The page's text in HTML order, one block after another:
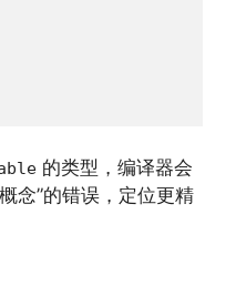
的类型，编译器会
念”的错误，定位更精